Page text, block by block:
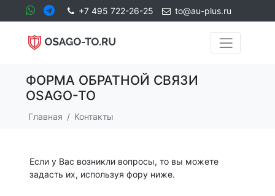
+7 495 722-26-25 to@au-plus.ru
ФОРМА ОБРАТНОЙ СВЯЗИ
OSAGO-TO
Главная Контакты
Если у Вас возникли вопросы, то вы можете
задасть их, используя фору ниже.